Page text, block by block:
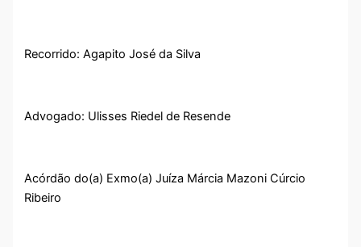
Recorrido: Agapito José da Silva
Advogado: Ulisses Riedel de Resende
Acórdão do(a) Exmo(a) Juíza Márcia Mazoni Cúrcio
Ribeiro